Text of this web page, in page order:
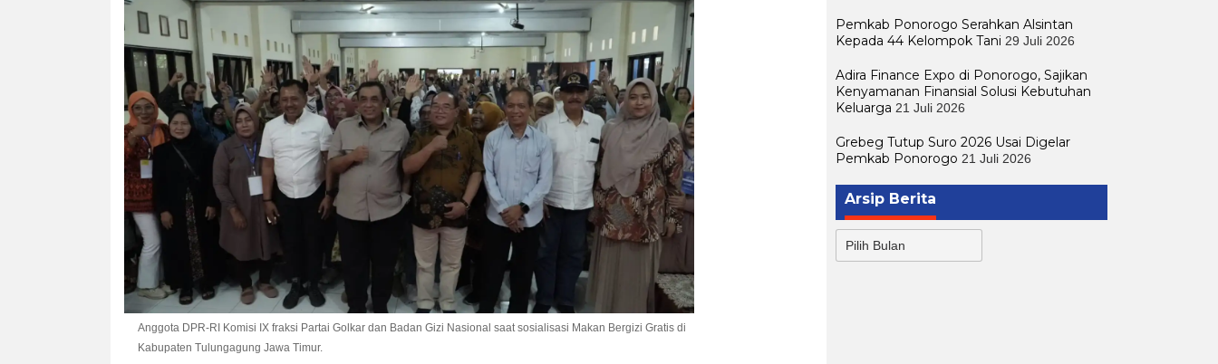
Anggota DPR-RI Komisi IX fraksi Partai Golkar dan Badan Gizi Nasional saat sosialisasi Makan Bergizi Gratis di
Kabupaten Tulungagung Jawa Timur.
Pemkab Ponorogo Serahkan Alsintan
Kepada 44 Kelompok Tani 29 Juli 2026
Adira Finance Expo di Ponorogo, Sajikan
Kenyamanan Finansial Solusi Kebutuhan
Keluarga 21 Juli 2026
Grebeg Tutup Suro 2026 Usai Digelar
Pemkab Ponorogo 21 Juli 2026
Arsip Berita
Berita